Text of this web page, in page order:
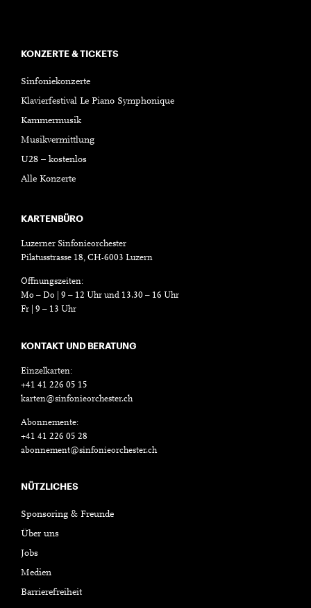
KONZERTE & TICKETS
Sinfoniekonzerte
Klavierfestival Le Piano Symphonique
Kammermusik
Musikvermittlung
U28 – kostenlos
Alle Konzerte
KARTENBÜRO
Luzerner Sinfonieorchester
Pilatusstrasse 18, CH-6003 Luzern
Öffnungszeiten:
Mo – Do | 9 – 12 Uhr und 13.30 – 16 Uhr
Fr | 9 – 13 Uhr
KONTAKT UND BERATUNG
Einzelkarten:
+41 41 226 05 15
karten@sinfonieorchester.ch
Abonnemente:
+41 41 226 05 28
abonnement@sinfonieorchester.ch
NÜTZLICHES
Sponsoring & Freunde
Über uns
Jobs
Medien
Barrierefreiheit